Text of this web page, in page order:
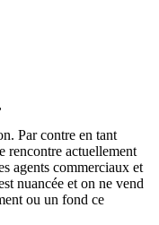
Par contre en tant
rencontre actuellement
agents commerciaux et
nuancée et on ne vend
ou un fond ce